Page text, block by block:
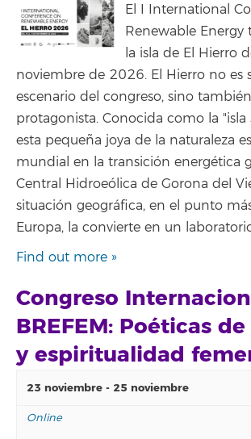
El I International
Renewable Energy
la isla de El Hierro
noviembre de 2026. El Hierro no es
escenario del congreso, sino
protagonista. Conocida como la "isla
esta pequeña joya de la naturaleza
mundial en la transición energética
Central Hidroeólica de Gorona del
situación geográfica, en el punto
Europa, la convierte en un
Find out more »
Congreso
BREFEM: Poéticas
y espiritualidad
23 noviembre - 25 noviembre
Online